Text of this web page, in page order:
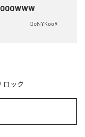
DoNYKooR
/ ロック